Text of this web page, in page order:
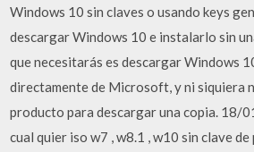
Windows 10 sin claves o usando keys
descargar Windows 10 e instalarlo sin
que necesitarás es descargar Windows
directamente de Microsoft, y ni siquiera
producto para descargar una copia. 18/
cual quier iso w7 , w8.1 , w10 sin clave